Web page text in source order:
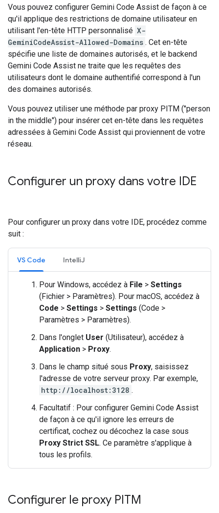
Vous pouvez configurer Gemini Code Assist de façon à ce
qu'il applique des restrictions de domaine utilisateur en
utilisant l'en-tête HTTP personnalisé X-
GeminiCodeAssist-Allowed-Domains . Cet en-tête
spécifie une liste de domaines autorisés, et le backend
Gemini Code Assist ne traite que les requêtes des
utilisateurs dont le domaine authentifié correspond à l'un
des domaines autorisés.
Vous pouvez utiliser une méthode par proxy PITM ("person
in the middle") pour insérer cet en-tête dans les requêtes
adressées à Gemini Code Assist qui proviennent de votre
réseau.
Configurer un proxy dans votre IDE
Pour configurer un proxy dans votre IDE, procédez comme
suit :
VS Code IntelliJ
Pour Windows, accédez à File > Settings
(Fichier > Paramètres). Pour macOS, accédez à
Code > Settings > Settings (Code >
Paramètres > Paramètres).
Dans l'onglet User (Utilisateur), accédez à
Application > Proxy.
Dans le champ situé sous Proxy, saisissez
l'adresse de votre serveur proxy. Par exemple,
http://localhost:3128 .
Facultatif : Pour configurer Gemini Code Assist
de façon à ce qu'il ignore les erreurs de
certificat, cochez ou décochez la case sous
Proxy Strict SSL. Ce paramètre s'applique à
tous les profils.
Configurer le proxy PITM